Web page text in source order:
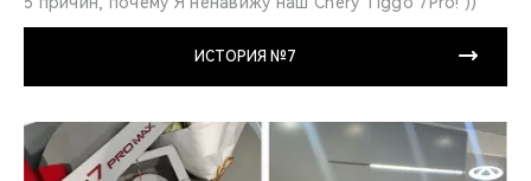
ИСТОРИЯ №7